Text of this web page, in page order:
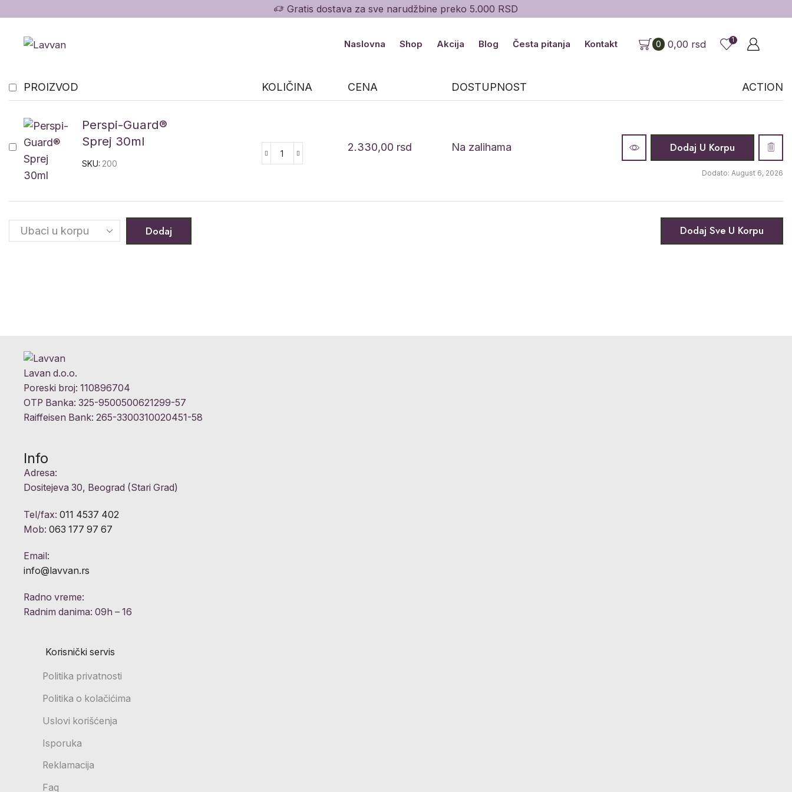
Gratis dostava za sve narudžbine preko 5.000 RSD
Naslovna Shop Akcija Blog Česta pitanja Kontakt 0 0,00 rsd 1
PROIZVOD KOLIČINA CENA DOSTUPNOST ACTION
Perspi-Guard®
Sprej 30ml
SKU: 200
2.330,00 rsd Na zalihama Dodaj U Korpu
Dodato: August 6, 2026
Dodaj Dodaj Sve U Korpu
Lavan d.o.o.
Poreski broj: 110896704
OTP Banka: 325-9500500621299-57
Raiffeisen Bank: 265-3300310020451-58
Info
Adresa:
Dositejeva 30, Beograd (Stari Grad)
Tel/fax: 011 4537 402
Mob: 063 177 97 67
Email:
info@lavvan.rs
Radno vreme:
Radnim danima: 09h – 16
Korisnički servis
Politika privatnosti
Politika o kolačićima
Uslovi korišćenja
Isporuka
Reklamacija
Faq